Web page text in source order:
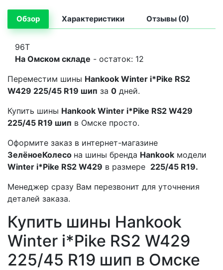
Обзор Характеристики Отзывы (0)
96T
На Омском складе - остаток: 12
Переместим шины Hankook Winter i*Pike RS2
W429 225/45 R19 шип за 0 дней.
Купить шины Hankook Winter i*Pike RS2 W429
225/45 R19 шип в Омске просто.
Оформите заказ в интернет-магазине
ЗелёноеКолесо на шины бренда Hankook модели
Winter i*Pike RS2 W429 в размере 225/45 R19.
Менеджер сразу Вам перезвонит для уточнения
деталей заказа.
Купить шины Hankook
Winter i*Pike RS2 W429
225/45 R19 шип в Омске